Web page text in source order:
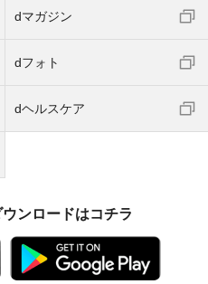
dマガジン
dフォト
dヘルスケア
ンロードはコチラ